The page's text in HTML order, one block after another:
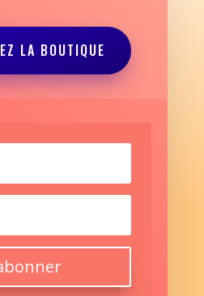
LA BOUTIQUE